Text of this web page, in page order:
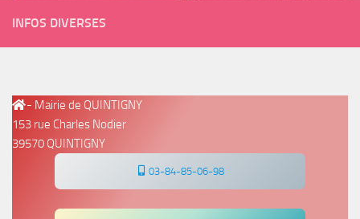
INFOS DIVERSES
- Mairie de QUINTIGNY
153 rue Charles Nodier
39570 QUINTIGNY
03-84-85-06-98